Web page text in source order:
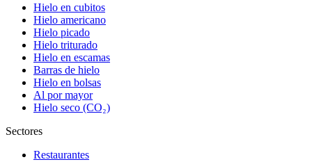
Hielo en cubitos
Hielo americano
Hielo picado
Hielo triturado
Hielo en escamas
Barras de hielo
Hielo en bolsas
Al por mayor
Hielo seco (CO₂)
Sectores
Restaurantes